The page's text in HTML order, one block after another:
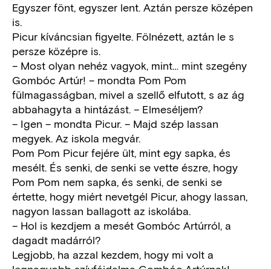
Egyszer fönt, egyszer lent. Aztán persze középen
is.
Picur kíváncsian figyelte. Fölnézett, aztán le s
persze középre is.
– Most olyan nehéz vagyok, mint… mint szegény
Gombóc Artúr! – mondta Pom Pom
fülmagasságban, mivel a szellő elfutott, s az ág
abbahagyta a hintázást. – Elmeséljem?
– Igen – mondta Picur. – Majd szép lassan
megyek. Az iskola megvár.
Pom Pom Picur fejére ült, mint egy sapka, és
mesélt. És senki, de senki se vette észre, hogy
Pom Pom nem sapka, és senki, de senki se
értette, hogy miért nevetgél Picur, ahogy lassan,
nagyon lassan ballagott az iskolába.
– Hol is kezdjem a mesét Gombóc Artúrról, a
dagadt madárról?
Legjobb, ha azzal kezdem, hogy mi volt a